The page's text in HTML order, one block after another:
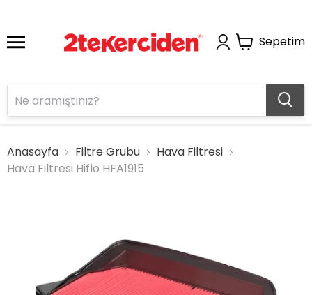
Sepetim
Anasayfa Filtre Grubu
Hava Filtresi
Hava Filtresi Hiflo HFA1915